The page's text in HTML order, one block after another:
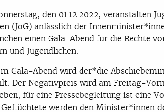
den 01.12.2022, veranstalten
(JoG) anlässlich der
einen Gala-Abend für die Rechte
und Jugendlichen.
Gala-Abend wird der*die
Der Negativpreis wird am Freitag-
für eine Pressebegleitung ist eine
Geflüchtete werden den Minister*innen